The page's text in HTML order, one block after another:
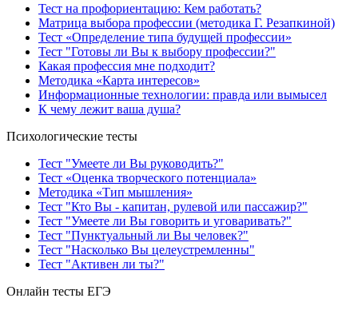
Тест на профориентацию: Кем работать?
Матрица выбора профессии (методика Г. Резапкиной)
Тест «Определение типа будущей профессии»
Тест "Готовы ли Вы к выбору профессии?"
Какая профессия мне подходит?
Методика «Карта интересов»
Информационные технологии: правда или вымысел
К чему лежит ваша душа?
Психологические тесты
Тест "Умеете ли Вы руководить?"
Тест «Оценка творческого потенциала»
Методика «Тип мышления»
Тест "Кто Вы - капитан, рулевой или пассажир?"
Тест "Умеете ли Вы говорить и уговаривать?"
Тест "Пунктуальный ли Вы человек?"
Тест "Насколько Вы целеустремленны"
Тест "Активен ли ты?"
Онлайн тесты ЕГЭ